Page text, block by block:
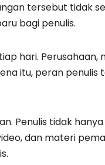
tersebut tidak
bagi penulis.
hari. Perusahaan,
itu, peran
Penulis tidak
dan materi